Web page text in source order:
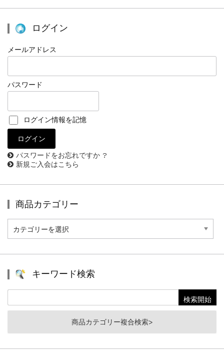
ログイン
メールアドレス
パスワード
ログイン情報を記憶
パスワードをお忘れですか ?
新規ご入会はこちら
商品カテゴリー
品
カ
キーワード検索
商品カテゴリー複合検索>